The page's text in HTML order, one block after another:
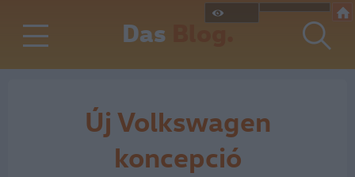
Das Blog.
Új Volkswagen
koncepció